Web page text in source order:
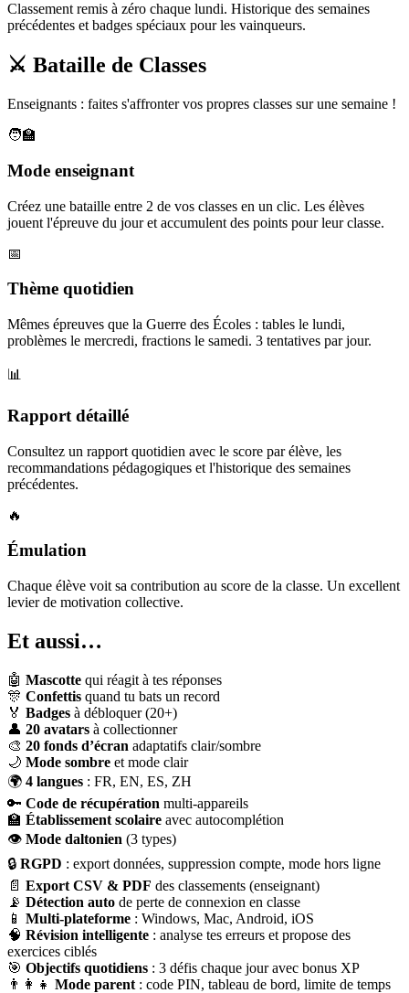
Classement remis à zéro chaque lundi. Historique des semaines
précédentes et badges spéciaux pour les vainqueurs.
⚔️ Bataille de Classes
Enseignants : faites s'affronter vos propres classes sur une semaine !
🧑‍🏫
Mode enseignant
Créez une bataille entre 2 de vos classes en un clic. Les élèves
jouent l'épreuve du jour et accumulent des points pour leur classe.
📅
Thème quotidien
Mêmes épreuves que la Guerre des Écoles : tables le lundi,
problèmes le mercredi, fractions le samedi. 3 tentatives par jour.
📊
Rapport détaillé
Consultez un rapport quotidien avec le score par élève, les
recommandations pédagogiques et l'historique des semaines
précédentes.
🔥
Émulation
Chaque élève voit sa contribution au score de la classe. Un excellent
levier de motivation collective.
Et aussi…
🤖 Mascotte qui réagit à tes réponses
🎊 Confettis quand tu bats un record
🏅 Badges à débloquer (20+)
👤 20 avatars à collectionner
🎨 20 fonds d’écran adaptatifs clair/sombre
🌙 Mode sombre et mode clair
🌍 4 langues : FR, EN, ES, ZH
🔑 Code de récupération multi-appareils
🏫 Établissement scolaire avec autocomplétion
👁 Mode daltonien (3 types)
🔒 RGPD : export données, suppression compte, mode hors ligne
📄 Export CSV & PDF des classements (enseignant)
📡 Détection auto de perte de connexion en classe
📱 Multi-plateforme : Windows, Mac, Android, iOS
🧠 Révision intelligente : analyse tes erreurs et propose des
exercices ciblés
🎯 Objectifs quotidiens : 3 défis chaque jour avec bonus XP
👨‍👩‍👧 Mode parent : code PIN, tableau de bord, limite de temps